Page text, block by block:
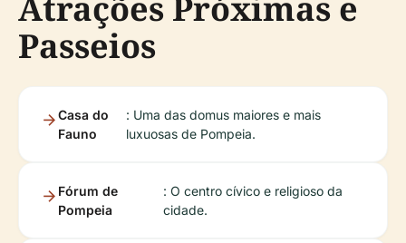
Atrações Próximas e
Passeios
Casa do
Fauno
: Uma das domus maiores e mais
luxuosas de Pompeia.
Fórum de
Pompeia
: O centro cívico e religioso da
cidade.